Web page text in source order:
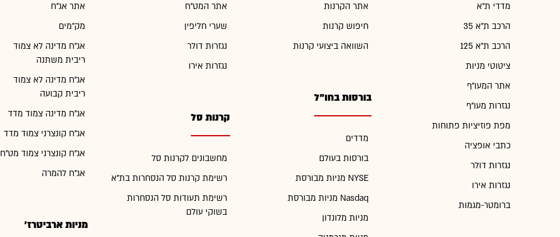
מדדי ת"א
הרכב ת"א 35
הרכב ת"א 125
ציטוטי מניות
אתר המעו"ף
נגזרות מעו"ף
מפת פוזיציות פתוחות
כתבי אופציה
נגזרות דולר
נגזרות אירו
ברומטר-מגמות
אתר הקרנות
חיפוש קרנות
השוואה ביצועי קרנות
בורסות בחו"ל
מדדים
בורסות בעולם
מניות מבורסת NYSE
מניות מבורסת Nasdaq
מניות מלונדון
אתר המט"ח
שערי חליפין
נגזרות דולר
נגזרות אירו
קרנות סל
מחשבונים לקרנות סל
רשימת קרנות סל הנסחרות בת"א
רשימת תעודות סל הנסחרות
בשוקי עולם
אתר אג"ח
מק"מים
אג"ח מדינה לא צמוד
ריבית משתנה
אג"ח מדינה לא צמוד
ריבית קבועה
אג"ח מדינה צמוד מדד
אג"ח קונצרני צמוד מדד
אג"ח קונצרני צמוד מט"ח
אג"ח להמרה
מניות ארביטרז'